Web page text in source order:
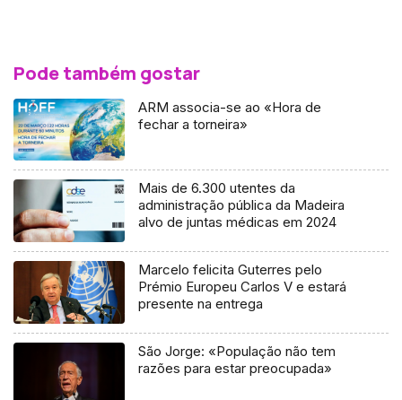
Pode também gostar
ARM associa-se ao «Hora de
fechar a torneira»
Mais de 6.300 utentes da
administração pública da Madeira
alvo de juntas médicas em 2024
Marcelo felicita Guterres pelo
Prémio Europeu Carlos V e estará
presente na entrega
São Jorge: «População não tem
razões para estar preocupada»